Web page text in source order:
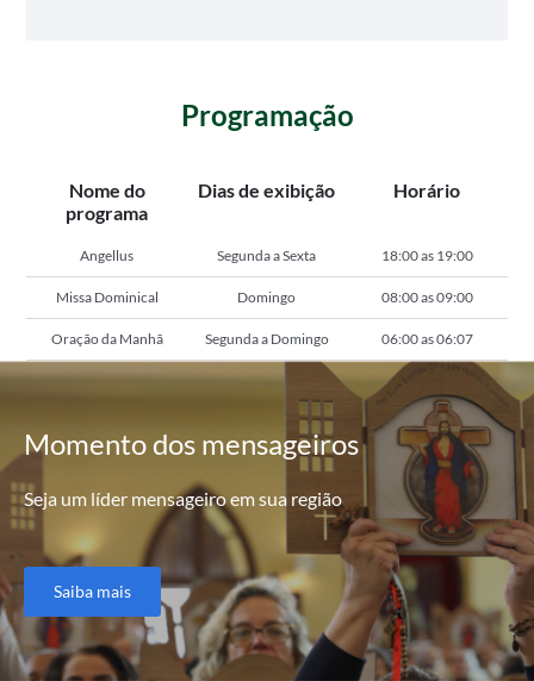
Programação
Nome do
programa
Dias de exibição Horário
Angellus Segunda a Sexta 18:00 as 19:00
Missa Dominical Domingo 08:00 as 09:00
Oração da Manhã Segunda a Domingo 06:00 as 06:07
Momentodos mensageiros
Seja um líder mensageiro em sua região
Saiba mais